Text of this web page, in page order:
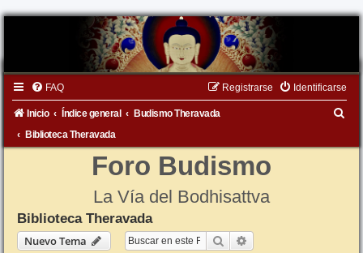
FAQ Identificarse
Registrarse
Inicio Índice general
Budismo Theravada
Biblioteca Theravada
Foro Budismo
La Vía del Bodhisattva
Biblioteca Theravada
Nuevo Tema
Buscar